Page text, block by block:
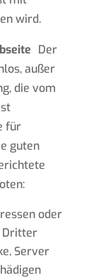
wird.
Der
außer
die vom
für
guten
oder
Dritter
Server